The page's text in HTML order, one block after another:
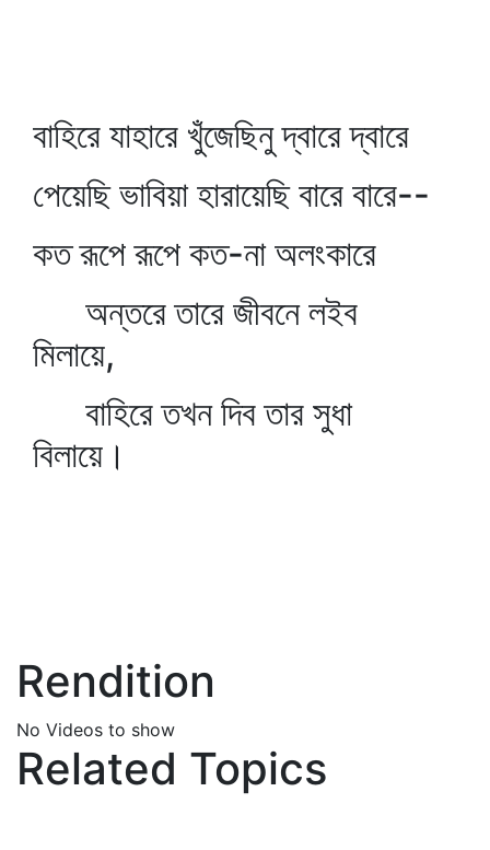
বাহিরে যাহারে খুঁজেছিনু দ্বারে দ্বারে
পেয়েছি ভাবিয়া হারায়েছি বারে বারে--
কত রূপে রূপে কত-না অলংকারে
অন্তরে তারে জীবনে লইব
মিলায়ে,
বাহিরে তখন দিব তার সুধা
বিলায়ে।
Rendition
No Videos to show
Related Topics